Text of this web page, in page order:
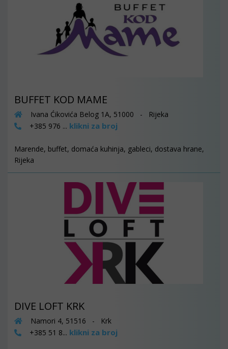
BUFFET KOD MAME
Ivana Ćikovića Belog 1A, 51000 - Rijeka
+385 976 ... klikni za broj
Marende, buffet, domaća kuhinja, gableci, dostava hrane,
Rijeka
DIVE LOFT KRK
Namori 4, 51516 - Krk
+385 51 8... klikni za broj